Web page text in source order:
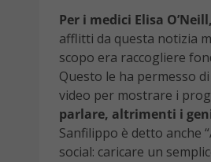
Per i medici Elisa
afflitti da questa notizia
scopo era raccogliere
Questo le ha permesso
video per mostrare i
parlare, altrimenti i
Sanfilippo è detto anche
social: caricare un